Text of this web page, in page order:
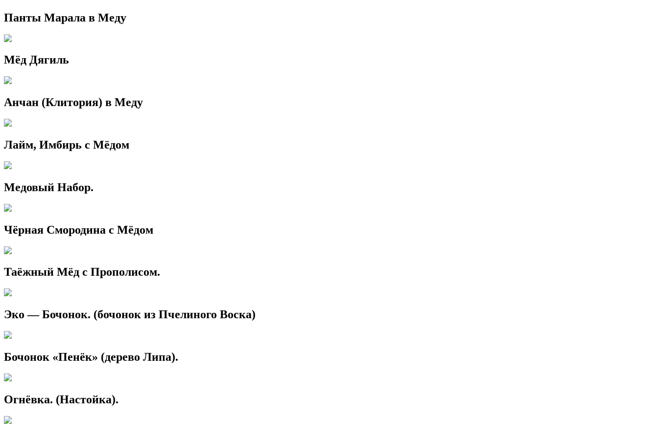
Панты Марала в Меду
Мёд Дягиль
Анчан (Клитория) в Меду
Лайм, Имбирь с Мёдом
Медовый Набор.
Чёрная Смородина с Мёдом
Таёжный Мёд с Прополисом.
Эко — Бочонок. (бочонок из Пчелиного Воска)
Бочонок «Пенёк» (дерево Липа).
Огнёвка. (Настойка).